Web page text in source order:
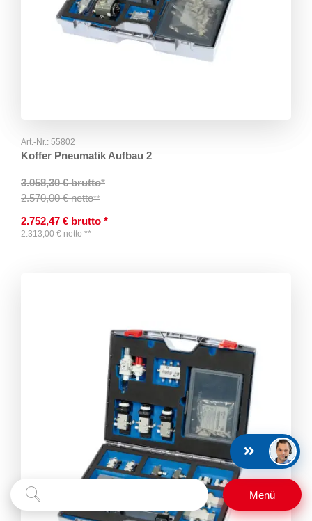
Menü
Art.-Nr.: 55802
Koffer Pneumatik Aufbau 2
3.058,30 € brutto*
2.570,00 € netto**
2.752,47 € brutto *
2.313,00 € netto **